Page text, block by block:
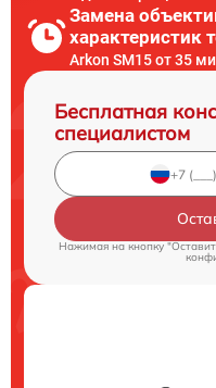
Замена
характеристик
Arkon SM15 от 35
Бесплатная
специалистом
Нажимая на кнопку